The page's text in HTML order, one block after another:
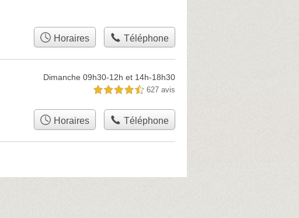
Horaires Téléphone
Dimanche 09h30-12h et 14h-18h30
4,5 étoiles sur 5 627 avis
Horaires Téléphone